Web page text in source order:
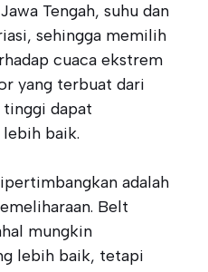
Tengah, suhu dan
sehingga memilih
cuaca ekstrem
yang terbuat dari
dapat
baik.
adalah
Belt
mungkin
lebih baik, tetapi